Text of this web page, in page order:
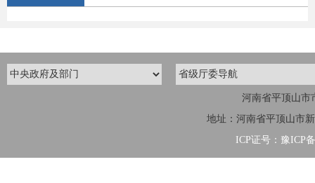
河南省平顶山市
地址：河南省平顶山市
ICP证号：豫ICP